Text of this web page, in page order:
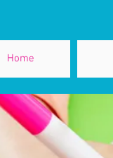
Home